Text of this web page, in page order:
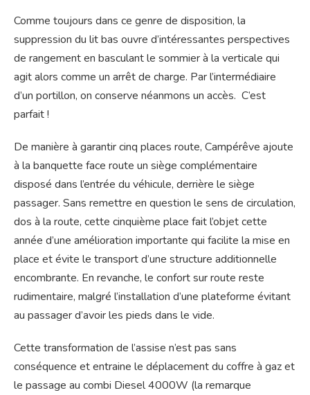
Comme toujours dans ce genre de disposition, la
suppression du lit bas ouvre d’intéressantes perspectives
de rangement en basculant le sommier à la verticale qui
agit alors comme un arrêt de charge. Par l’intermédiaire
d’un portillon, on conserve néanmons un accès. C’est
parfait !
De manière à garantir cinq places route, Campérêve ajoute
à la banquette face route un siège complémentaire
disposé dans l’entrée du véhicule, derrière le siège
passager. Sans remettre en question le sens de circulation,
dos à la route, cette cinquième place fait l’objet cette
année d’une amélioration importante qui facilite la mise en
place et évite le transport d’une structure additionnelle
encombrante. En revanche, le confort sur route reste
rudimentaire, malgré l’installation d’une plateforme évitant
au passager d’avoir les pieds dans le vide.
Cette transformation de l’assise n’est pas sans
conséquence et entraine le déplacement du coffre à gaz et
le passage au combi Diesel 4000W (la remarque